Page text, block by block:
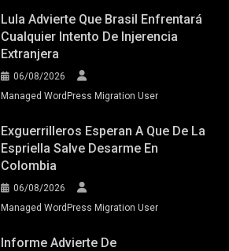
Lula Advierte Que Brasil Enfrentará
Cualquier Intento De Injerencia
Extranjera
06/08/2026
Managed WordPress Migration User
Exguerrilleros Esperan A Que De La
Espriella Salve Desarme En
Colombia
06/08/2026
Managed WordPress Migration User
Informe Advierte De